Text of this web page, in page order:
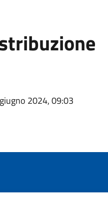
2024, 09:03